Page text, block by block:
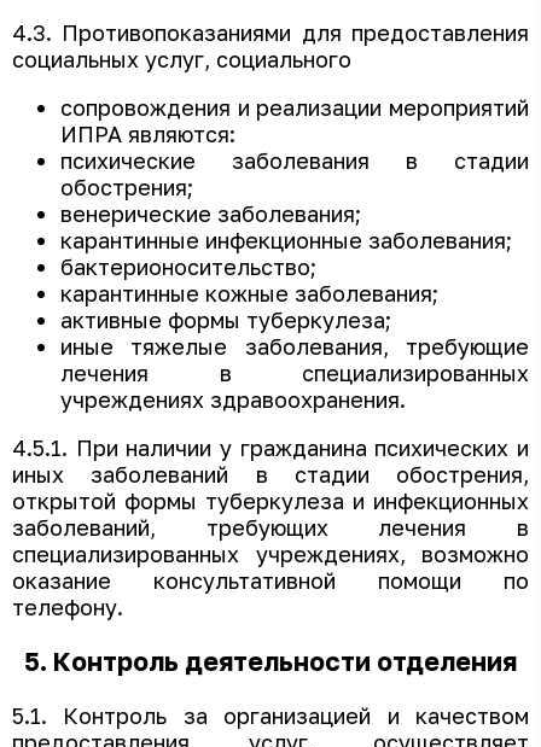
4.3. Противопоказаниями для предоставления
социальных услуг, социального
сопровождения и реализации мероприятий
ИПРА являются:
психические заболевания в стадии
обострения;
венерические заболевания;
карантинные инфекционные заболевания;
бактерионосительство;
карантинные кожные заболевания;
активные формы туберкулеза;
иные тяжелые заболевания, требующие
лечения в специализированных
учреждениях здравоохранения.
4.5.1. При наличии у гражданина психических и
иных заболеваний в стадии обострения,
открытой формы туберкулеза и инфекционных
заболеваний, требующих лечения в
специализированных учреждениях, возможно
оказание консультативной помощи по
телефону.
5. Контроль деятельности отделения
5.1. Контроль за организацией и качеством